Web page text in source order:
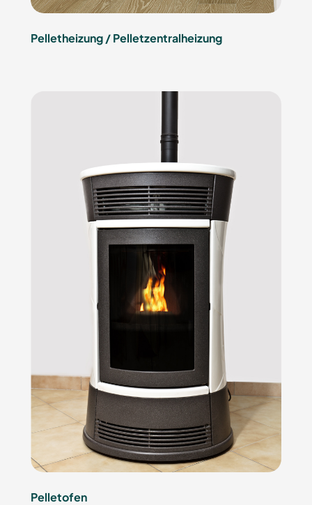
Pelletheizung / Pelletzentralheizung
Pelletofen